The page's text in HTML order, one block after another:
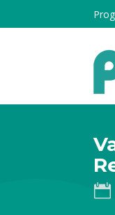
